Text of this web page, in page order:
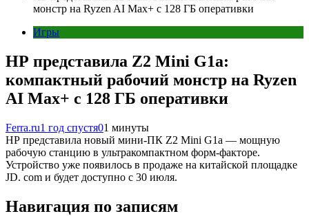
монстр на Ryzen AI Max+ с 128 ГБ оперативки
Игры
HP представила Z2 Mini G1a:
компактный рабочий монстр на Ryzen
AI Max+ с 128 ГБ оперативки
Ferra.ru1 год спустя01 минуты
HP представила новый мини-ПК Z2 Mini G1a — мощную
рабочую станцию в ультракомпактном форм-факторе.
Устройство уже появилось в продаже на китайской площадке
JD. com и будет доступно с 30 июля.
Навигация по записям